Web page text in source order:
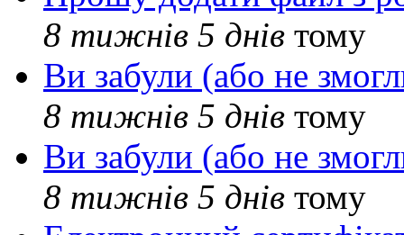
8 тижнів 5 днів тому
Ви забули (або не
8 тижнів 5 днів тому
Ви забули (або не
8 тижнів 5 днів тому